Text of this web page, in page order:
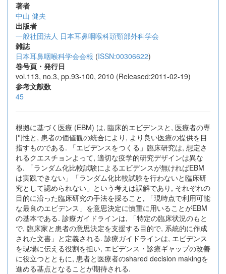
著者
中山 健夫
出版者
一般社団法人 日本耳鼻咽喉科頭頸部外科学会
雑誌
日本耳鼻咽喉科学会会報 (ISSN:00306622)
巻号頁・発行日
vol.113, no.3, pp.93-100, 2010 (Released:2011-02-19)
参考文献数
45
根拠に基づく医療 (EBM) は, 臨床的エビデンスと, 医療者の専
門性と, 患者の価値観の統合により, より良い医療の提供を目
指すものである. 「エビデンスをつくる」臨床研究は, 想定さ
れるクエスチョンよって, 適切な疫学的研究デザインは異な
る. 「ランダム化比較試験によるエビデンスが無ければEBM
は実践できない」「ランダム化比較試験を行わないと臨床研
究として認められない」という考えは誤解であり, それぞれの
目的に沿った臨床研究の手法を採ること, 「現時点で利用可能
な最良のエビデンス」を意思決定に慎重に用いることがEBM
の基本である. 診療ガイドラインは, 「特定の臨床状況のもと
で, 臨床家と患者の意思決定を支援する目的で, 系統的に作成
された文書」と定義される. 診療ガイドラインは, エビデンス
を現場に伝える役割を担い, エビデンス・診療ギャップの改善
に役立つとともに, 患者と医療者のshared decision makingを
進める基点となることが期待される.